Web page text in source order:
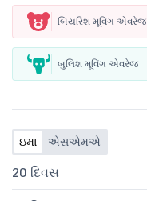
બિયરિશ મૂવિંગ એવરેજ
બુલિશ મૂવિંગ એવરેજ
ઇમા એસએમએ
20 દિવસ